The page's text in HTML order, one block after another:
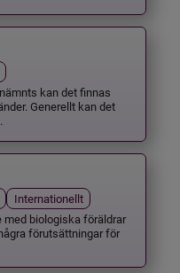
kan det finnas
Generellt kan det
Internationellt
biologiska föräldrar
förutsättningar för